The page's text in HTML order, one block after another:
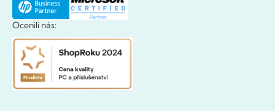
Ocenili nás: